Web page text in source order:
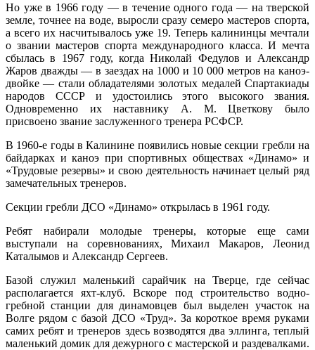
Но уже в 1966 году — в течение одного года — на тверской
земле, точнее на воде, выросли сразу семеро мастеров спорта,
а всего их насчитывалось уже 19. Теперь калининцы мечтали
о звании мастеров спорта международного класса. И мечта
сбылась в 1967 году, когда Николай Федулов и Александр
Жаров дважды — в заездах на 1000 и 10 000 метров на каноэ-
двойке — стали обладателями золотых медалей Спартакиады
народов СССР и удостоились этого высокого звания.
Одновременно их наставнику А. М. Цветкову было
присвоено звание заслуженного тренера РСФСР.
В 1960-е годы в Калинине появились новые секции гребли на
байдарках и каноэ при спортивных обществах «Динамо» и
«Трудовые резервы» и свою деятельность начинает целый ряд
замечательных тренеров.
Секции гребли ДСО «Динамо» открылась в 1961 году.
Ребят набирали молодые тренеры, которые еще сами
выступали на соревнованиях, Михаил Макаров, Леонид
Каталымов и Александр Сергеев.
Базой служил маленький сарайчик на Тверце, где сейчас
располагается яхт-клуб. Вскоре под строительство водно-
гребной станции для динамовцев был выделен участок на
Волге рядом с базой ДСО «Труд». За короткое время руками
самих ребят и тренеров здесь возводятся два эллинга, теплый
маленький домик для дежурного с мастерской и раздевалками.